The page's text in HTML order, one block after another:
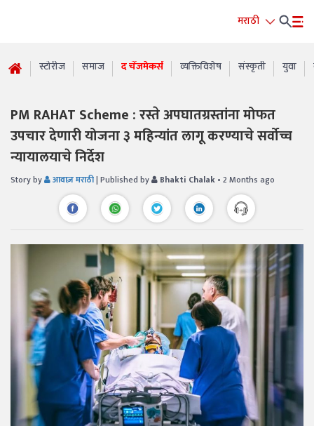
मराठी
स्टोरीज समाज द चेंजमेकर्स व्यक्तिविशेष संस्कृती युवा
PM RAHAT Scheme : रस्ते अपघातग्रस्तांना मोफत
उपचार देणारी योजना ३ महिन्यांत लागू करण्याचे सर्वोच्च
न्यायालयाचे निर्देश
Story by आवाज़ मराठी| Published by Bhakti Chalak • 2 Months ago